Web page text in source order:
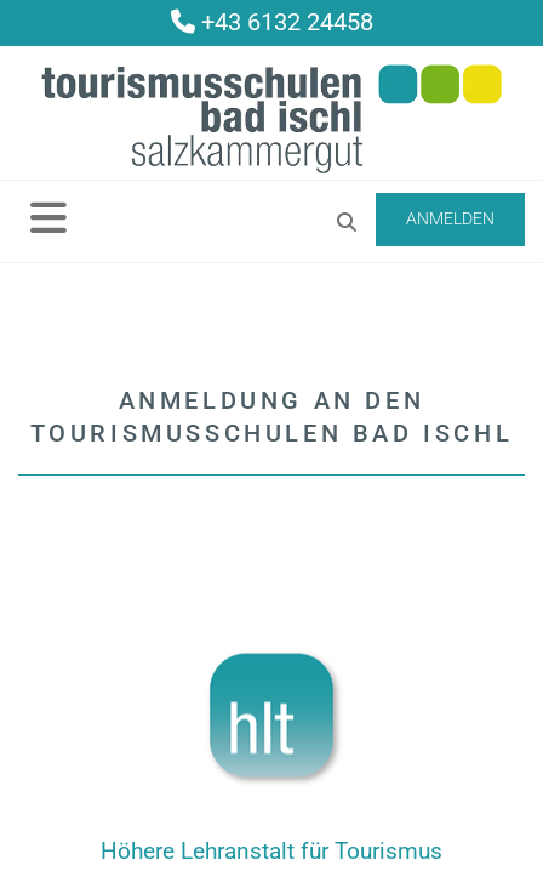
+43 6132 24458
ANMELDEN
ANMELDUNG AN DEN
TOURISMUSSCHULEN BAD ISCHL
Höhere Lehranstalt für Tourismus